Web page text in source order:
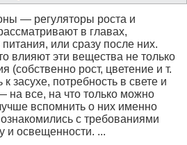
— регуляторы роста и
в главах,
или сразу после них.
влияют эти вещества не только
(собственно рост, цветение и т.
к засухе, потребность в свете и
на все, на что только можно
вспомнить о них именно
с требованиями
и освещенности. ...